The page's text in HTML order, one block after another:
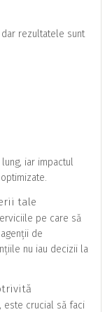
rezultatele sunt
iar impactul
tale
pe care să
de
nu iau decizii la
este crucial să faci